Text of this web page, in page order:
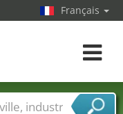
Français
Toggle